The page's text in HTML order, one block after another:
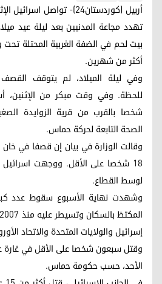
أربيل (كوردستان24)-
تهدد مجاعة المدنيين بعد ليلة عيد
بيت لحم في الضفة الغربية المحتلة
أكثر من شهرين.
وفي ليلة الميلاد، لم يتوقف
شخصا بالقرب من قرية الزوايدة
الصحة التابعة لحركة حماس.
وقالت الوزارة في بيان إن قصفا في
18 شخصا على الأقل. ووجهت
لوسط القطاع.
وشهدت نهاية الأسبوع سقوط عدد
إسرائيل والولايات المتحدة والاتحاد
وقتل سبعون شخصا على الأقل في غارة
الأحد، حسب حكومة حماس.